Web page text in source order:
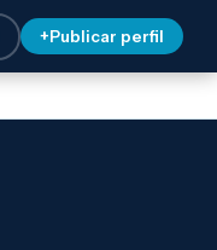
+Publicar perfil